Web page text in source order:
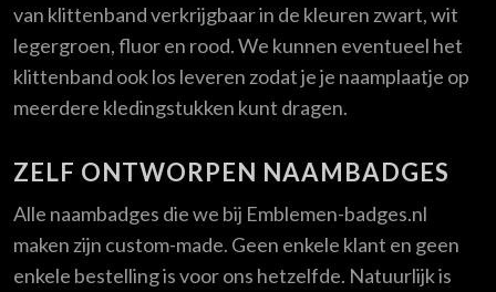
van klittenband verkrijgbaar in de kleuren zwart, wit
legergroen, fluor en rood. We kunnen eventueel het
klittenband ook los leveren zodat je je naamplaatje op
meerdere kledingstukken kunt dragen.
ZELF ONTWORPEN NAAMBADGES
Alle naambadges die we bij Emblemen-badges.nl
maken zijn custom-made. Geen enkele klant en geen
enkele bestelling is voor ons hetzelfde. Natuurlijk is